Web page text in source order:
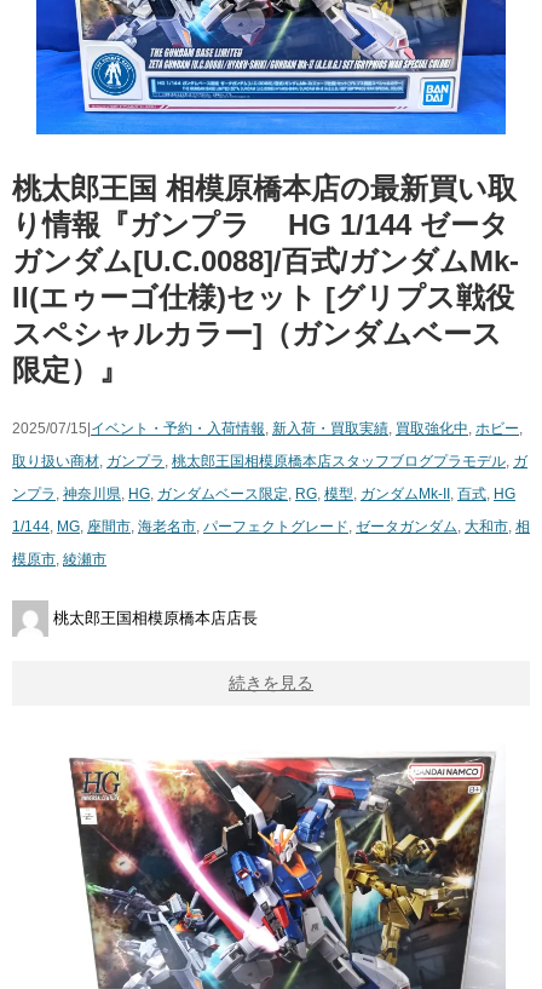
桃太郎王国 相模原橋本店の最新買い取
り情報『ガンプラ ​HG 1/144 ゼータ
ガンダム[U.C.0088]/百式/ガンダムMk-
II(エゥーゴ仕様)セット [グリプス戦役
スペシャルカラー]（ガンダムベース
限定）』
2025/07/15| イベント・予約・入荷情報, 新入荷・買取実績, 買取強化中, ホビー,
取り扱い商材, ガンプラ , 桃太郎王国相模原橋本店スタッフブログプラモデル, ガ
ンプラ , 神奈川県, HG, ガンダムベース限定, RG, 模型, ガンダムMk-II , 百式, HG
1/144, MG, 座間市, 海老名市, パーフェクトグレード, ゼータガンダム, 大和市, 相
模原市, 綾瀬市
桃太郎王国相模原橋本店店長
続きを見る